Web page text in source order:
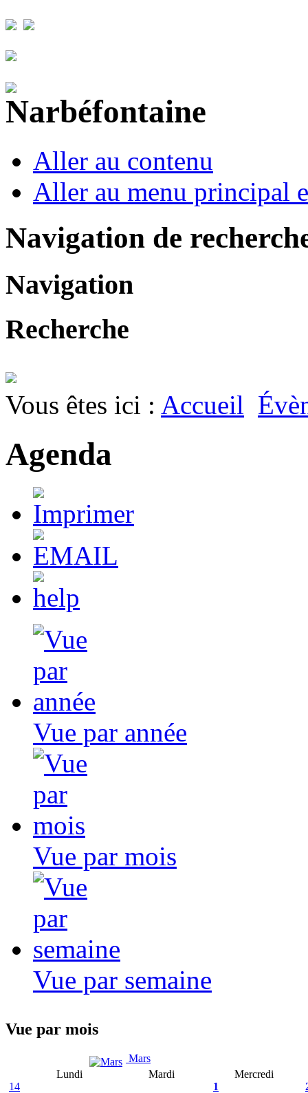
Aller au contenu
Aller au menu principal
Navigation de
Navigation
Recherche
Vous êtes ici : Accueil
Agenda
Vue par année
Vue par mois
Vue par semaine
Vue par mois
Mars
Lundi
Mardi
Mercredi
14
1